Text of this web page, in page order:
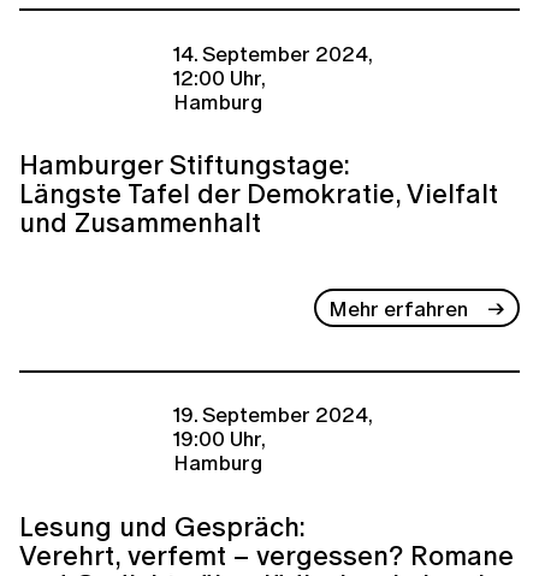
14. September 2024,
12:00 Uhr,
Hamburg
Hamburger Stiftungstage:
Längste Tafel der Demokratie, Vielfalt
und Zusammenhalt
Mehr erfahren
19. September 2024,
19:00 Uhr,
Hamburg
Lesung und Gespräch:
Verehrt, verfemt – vergessen? Romane